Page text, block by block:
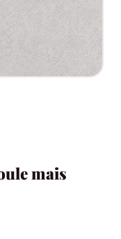
mais